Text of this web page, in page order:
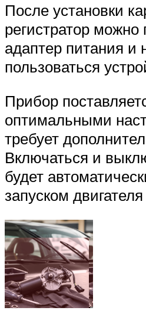
После установки
регистратор можно
адаптер питания и
пользоваться
Прибор
оптимальными
требует
Включаться и
будет
запуском